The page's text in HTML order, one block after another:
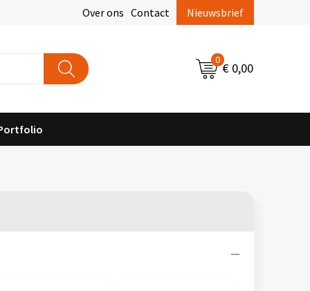
Over ons Contact Nieuwsbrief
0
€ 0,00